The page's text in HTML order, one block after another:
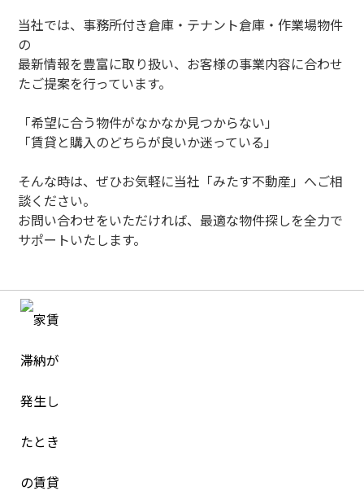
当社では、事務所付き倉庫・テナント倉庫・作業場物件
の
最新情報を豊富に取り扱い、お客様の事業内容に合わせ
たご提案を行っています。
「希望に合う物件がなかなか見つからない」
「賃貸と購入のどちらが良いか迷っている」
そんな時は、ぜひお気軽に当社「みたす不動産」へご相
談ください。
お問い合わせをいただければ、最適な物件探しを全力で
サポートいたします。